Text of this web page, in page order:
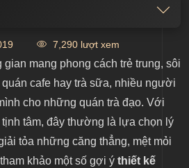
bệt với những khu phòng riêng
nhẹ nhàng và đặc trưng
7,290 lượt xem
mang phong cách trẻ trung, sôi
cafe hay trà sữa, nhiều người
cho những quán trà đạo. Với
tâm, đây thường là lựa chọn lý
tỏa những căng thẳng, mệt mỏi
khảo một số gợi ý thiết kế